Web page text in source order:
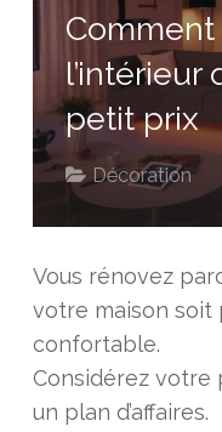
l’intérieur
petit prix
Décoration
Vous rénovez
votre maison soit
confortable.
Considérez votre
un plan d’affaires.